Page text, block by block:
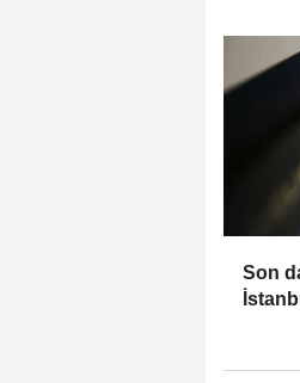
Son